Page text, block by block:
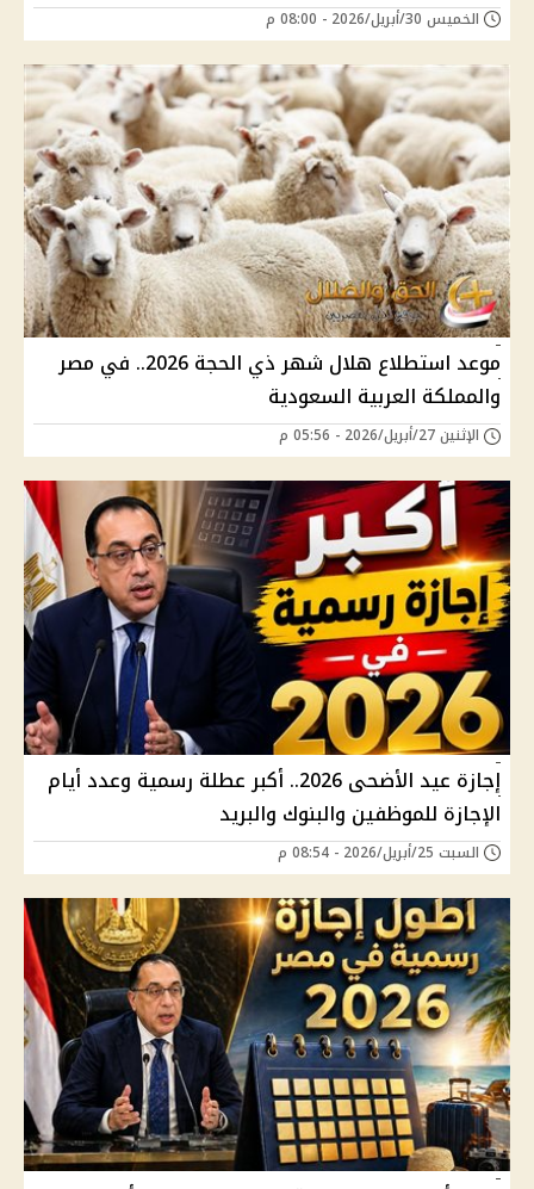
الخميس 30/أبريل/2026 - 08:00 م
موعد استطلاع هلال شهر ذي الحجة 2026.. في مصر
والمملكة العربية السعودية
الإثنين 27/أبريل/2026 - 05:56 م
إجازة عيد الأضحى 2026.. أكبر عطلة رسمية وعدد أيام
الإجازة للموظفين والبنوك والبريد
السبت 25/أبريل/2026 - 08:54 م